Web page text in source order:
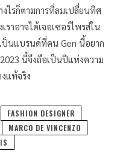
ไรก็ตามการที่ลมเปลี่ยนทิศ
ราอาจได้เจอเซอร์ไพรส์ใน
ป็นแบรนด์ที่คน Gen นี้อยาก
นี้จึงถือเป็นปีแห่งความ
แท้จริง
FASHION DESIGNER
MARCO DE VINCENZO